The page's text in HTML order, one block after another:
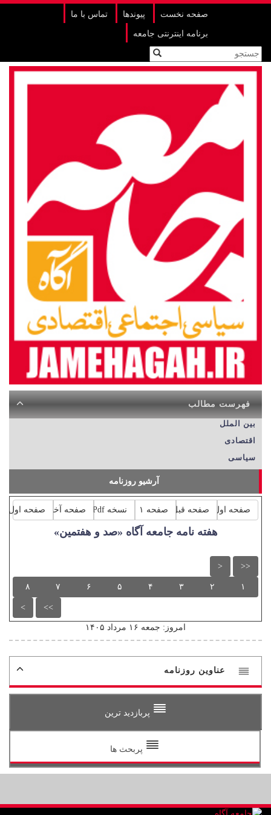
صفحه نخست پیوندها تماس با ما
برنامه اینترنتی جامعه
فهرست مطالب
بین الملل
اقتصادی
سیاسی
آرشیو روزنامه
صفحه اول صفحه قبل صفحه ۱ نسخه Pdf صفحه آخر صفحه اول
هفته نامه جامعه آگاه «صد و هفتمین»
<<
<
۱ ۲ ۳ ۴ ۵ ۶ ۷ ۸
>>
>
امروز: جمعه ۱۶ مرداد ۱۴۰۵
عناوین روزنامه
پربازدید ترین
پربحث ها